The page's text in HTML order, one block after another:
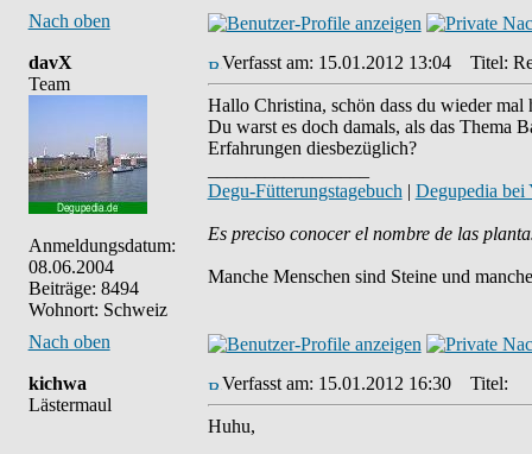
Nach oben
davX
Team
Anmeldungsdatum:
08.06.2004
Beiträge: 8494
Wohnort: Schweiz
Verfasst am: 15.01.2012 13:04 Titel:
Hallo Christina, schön dass du wieder mal
Du warst es doch damals, als das Thema
Erfahrungen diesbezüglich?
Degu-Fütterungstagebuch | Degupedia bei
Es preciso conocer el nombre de las
Manche Menschen sind Steine und
Nach oben
kichwa
Lästermaul
Verfasst am: 15.01.2012 16:30 Titel:
Huhu,